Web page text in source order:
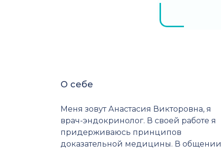
О себе
Меня зовут Анастасия Викторовна, я
врач-эндокринолог. В своей работе я
придерживаюсь принципов
доказательной медицины. В общении